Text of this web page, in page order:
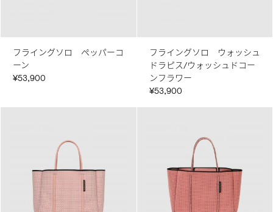
フライングソロ ペッパーコ
ーン
¥53,900
フライングソロ ウォッシュ
ドラピス/ウォッシュドコー
ンフラワー
¥53,900